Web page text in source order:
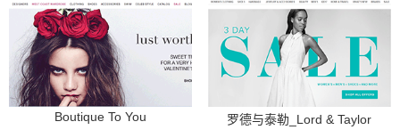
Boutique To You 罗德与泰勒_Lord & Taylor